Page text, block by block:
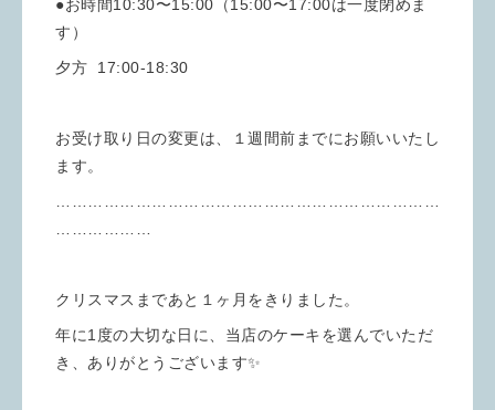
●お時間10:30〜15:00（15:00〜17:00は一度閉めま
す）
夕方 17:00-18:30
お受け取り日の変更は、１週間前までにお願いいたし
ます。
クリスマスまであと１ヶ月をきりました。
年に1度の大切な日に、当店のケーキを選んでいただ
き、ありがとうございます✨